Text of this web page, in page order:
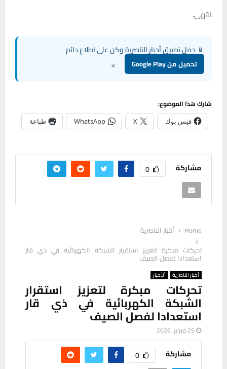
انتهى.
📱 حمل تطبيق أخبار الناصرية وكن على اطلاع دائم
تحميل من Google Play ×
شارك هذا الموضوع:
فيس بوك X
WhatsApp طباعة
مشاركة 0
Home
أخبار الناصرية
تحركات مبكرة لتعزيز استقرار الشبكة الكهربائية في ذي قار
استعدادا لفصل الصيف
أخبار الناصرية ألأخبار
تحركات مبكرة لتعزيز استقرار
الشبكة الكهربائية في ذي قار
استعدادا لفصل الصيف
25 فبراير، 2026
مشاركة 0